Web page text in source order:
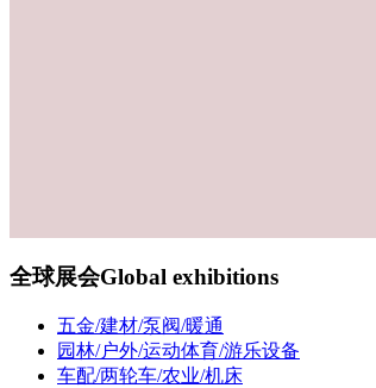
全球展会Global exhibitions
五金/建材/泵阀/暖通
园林/户外/运动体育/游乐设备
车配/两轮车/农业/机床